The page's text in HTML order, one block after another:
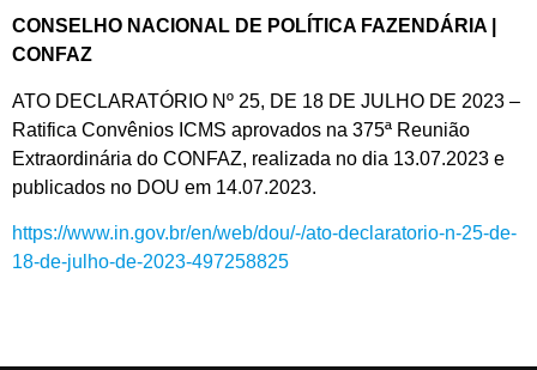
CONSELHO NACIONAL DE POLÍTICA FAZENDÁRIA |
CONFAZ
ATO DECLARATÓRIO Nº 25, DE 18 DE JULHO DE 2023 –
Ratifica Convênios ICMS aprovados na 375ª Reunião
Extraordinária do CONFAZ, realizada no dia 13.07.2023 e
publicados no DOU em 14.07.2023.
https://www.in.gov.br/en/web/dou/-/ato-declaratorio-n-25-de-
18-de-julho-de-2023-497258825